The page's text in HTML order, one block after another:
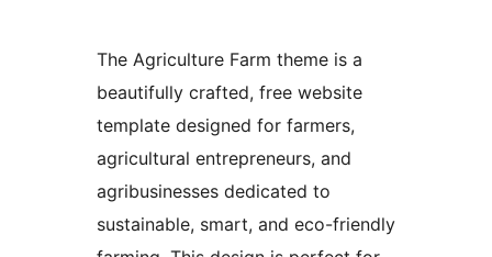
The Agriculture Farm theme is a
beautifully crafted, free website
template designed for farmers,
agricultural entrepreneurs, and
agribusinesses dedicated to
sustainable, smart, and eco-friendly